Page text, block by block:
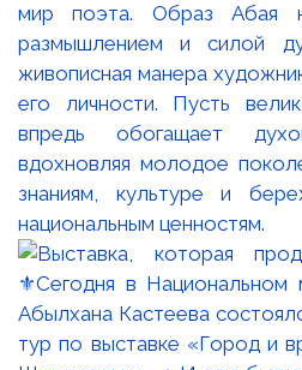
мир поэта. Образ Абая
размышлением и силой
живописная манера
его личности. Пусть
впредь обогащает
вдохновляя молодое
знаниям, культуре и
национальным ценностям.